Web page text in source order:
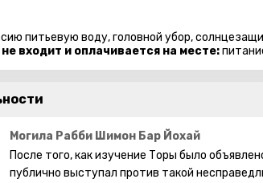
питьевую воду, головной убор,
входит и оплачивается на месте:
Могила Рабби Шимон Бар Йохай
После того, как изучение Торы было
публично выступал против такой